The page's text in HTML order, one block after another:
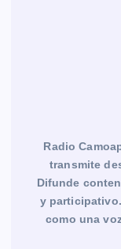
Radio
transmite
Difunde
y
como una